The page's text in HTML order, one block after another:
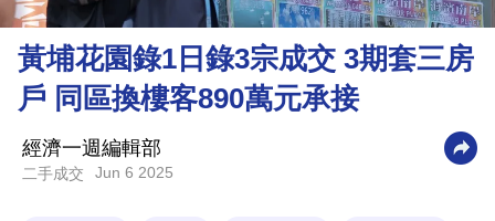
理
財
商
業
科
黃埔花園錄1日錄3宗成交 3期套三房
戶 同區換樓客890萬元承接
經濟一週編輯部
二手成交 Jun 6 2025